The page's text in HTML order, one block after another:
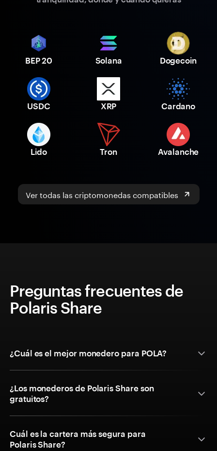
BEP 20 Solana Dogecoin
USDC XRP Cardano
Lido Tron Avalanche
Ver todas las criptomonedas compatibles
Preguntas frecuentes de
Polaris Share
¿Cuál es el mejor monedero para POLA?
¿Los monederos de Polaris Share son
gratuitos?
Cuál es la cartera más segura para
Polaris Share?